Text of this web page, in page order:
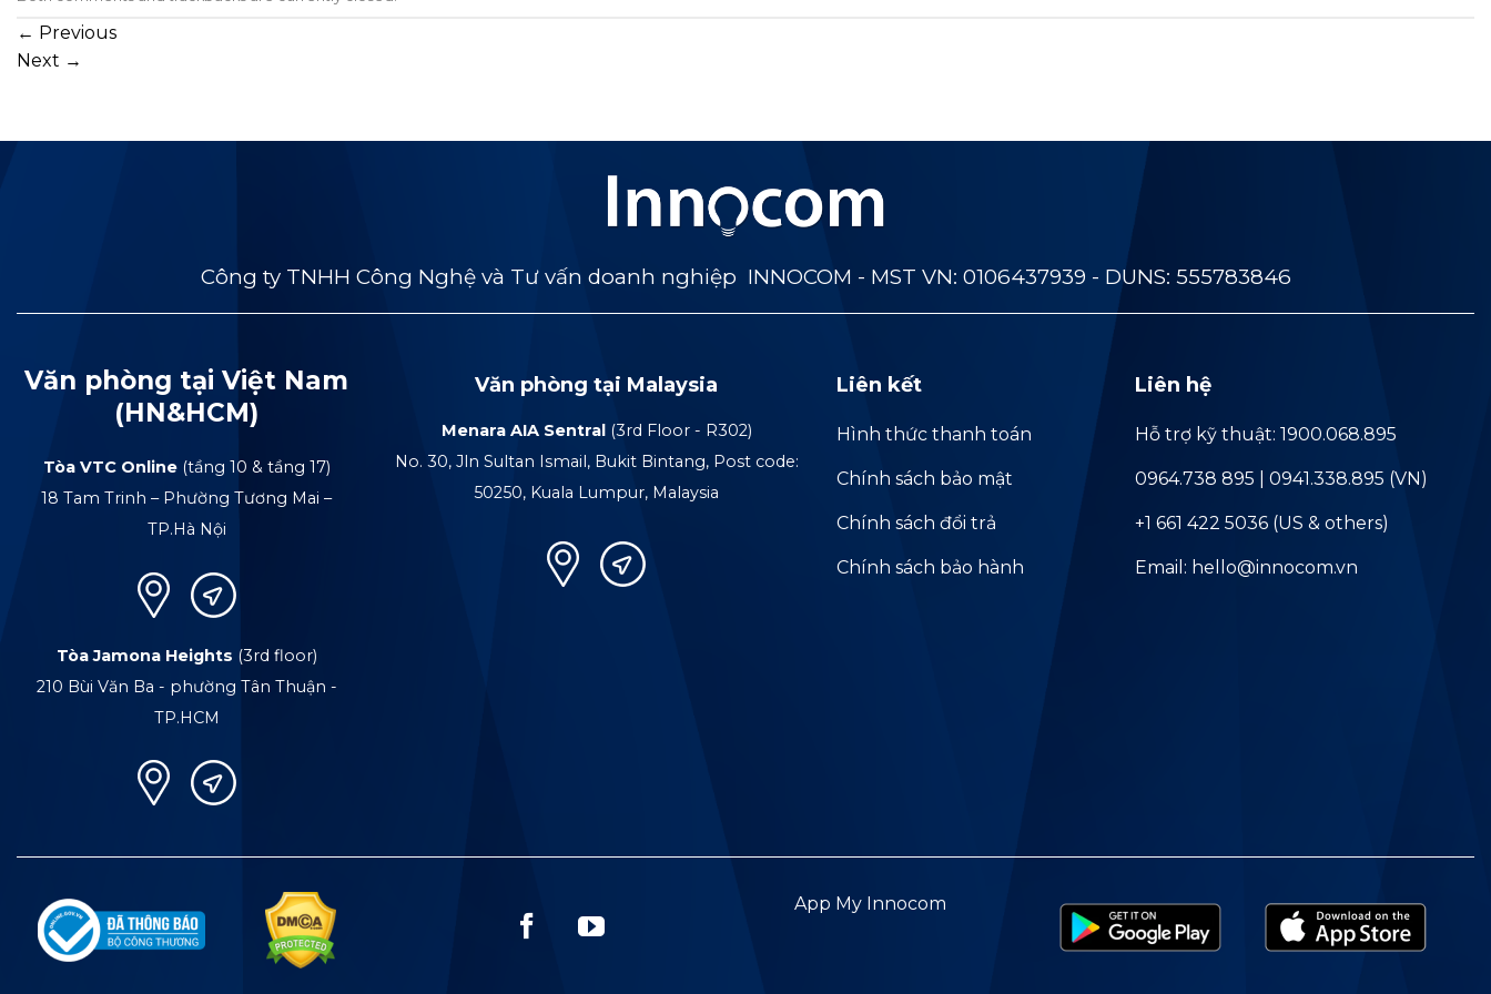
← Previous
Next →
Công ty TNHH Công Nghệ và Tư vấn doanh nghiệp INNOCOM - MST VN: 0106437939 - DUNS: 555783846
Văn phòng tại Việt Nam
(HN&HCM)
Tòa VTC Online(tầng 10 & tầng 17)
18 Tam Trinh – Phường Tương Mai –
TP.Hà Nội
Tòa Jamona Heights (3rd floor)
210 Bùi Văn Ba - phường Tân Thuận -
TP.HCM
Văn phòng tại Malaysia
Menara AIA Sentral (3rd Floor - R302)
No. 30, Jln Sultan Ismail, Bukit Bintang, Post code:
50250, Kuala Lumpur, Malaysia
Liên kết
Hình thức thanh toán
Chính sách bảo mật
Chính sách đổi trả
Chính sách bảo hành
Liên hệ
Hỗ trợ kỹ thuật: 1900.068.895
0964.738 895 | 0941.338.895 (VN)
+1 661 422 5036 (US & others)
Email: hello@innocom.vn
App My Innocom